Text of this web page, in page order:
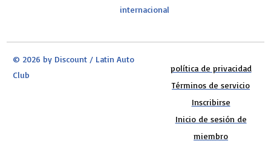
internacional
© 2026 by Discount / Latin Auto
Club
política de privacidad
Términos de servicio
Inscribirse
Inicio de sesión de
miembro